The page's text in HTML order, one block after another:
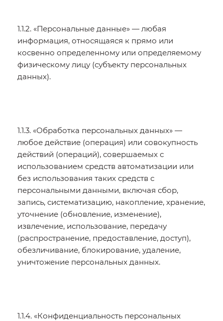
1.1.2. «Персональные данные» — любая
информация, относящаяся к прямо или
косвенно определенному или определяемому
физическому лицу (субъекту персональных
данных).
1.1.3. «Обработка персональных данных» —
любое действие (операция) или совокупность
действий (операций), совершаемых с
использованием средств автоматизации или
без использования таких средств с
персональными данными, включая сбор,
запись, систематизацию, накопление, хранение,
уточнение (обновление, изменение),
извлечение, использование, передачу
(распространение, предоставление, доступ),
обезличивание, блокирование, удаление,
уничтожение персональных данных.
1.1.4. «Конфиденциальность персональных